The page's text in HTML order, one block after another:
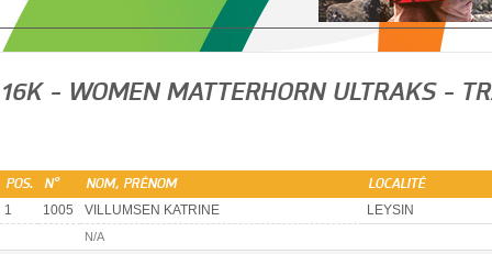
16K - WOMEN MATTERHORN ULTRAKS -
POS. N° NOM, PRÉNOM LOCALITÉ
1 1005 VILLUMSEN KATRINE LEYSIN
N/A